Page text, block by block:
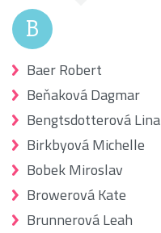
B
Baer Robert
Beňaková Dagmar
Bengtsdotterová Lina
Birkbyová Michelle
Bobek Miroslav
Browerová Kate
Brunnerová Leah